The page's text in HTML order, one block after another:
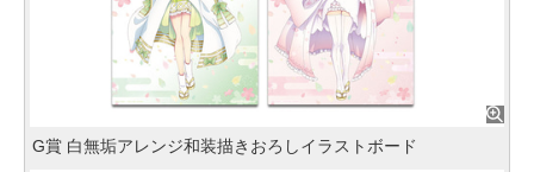
G賞 白無垢アレンジ和装描きおろしイラストボード